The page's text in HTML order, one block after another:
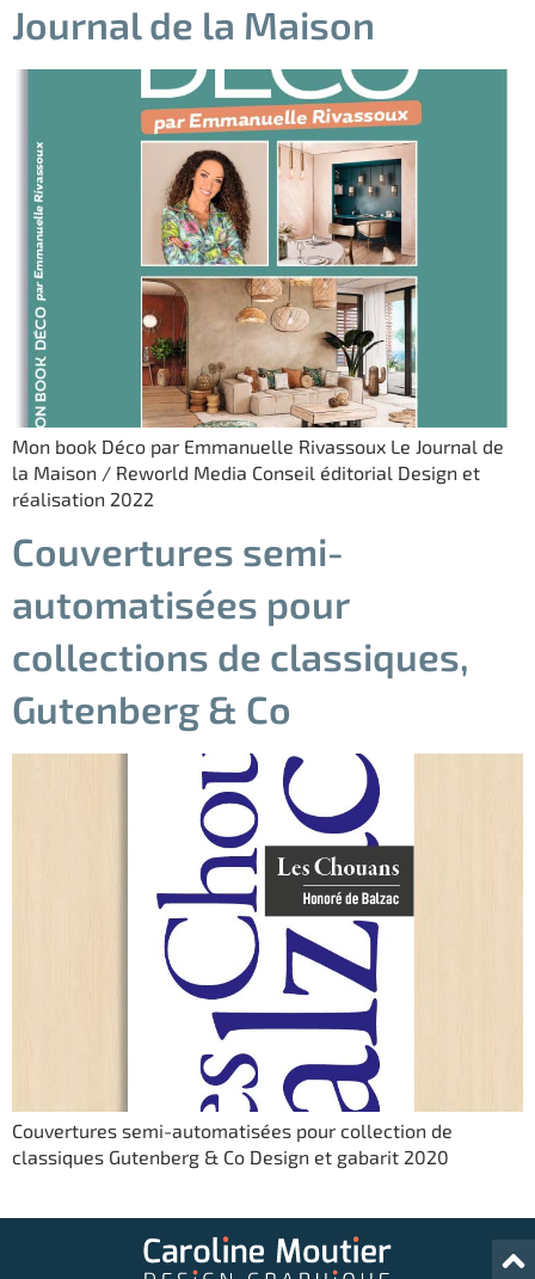
Journal de la Maison
Mon book Déco par Emmanuelle Rivassoux Le Journal de
la Maison / Reworld Media Conseil éditorial Design et
réalisation 2022
Couvertures semi-
automatisées pour
collections de classiques,
Gutenberg & Co
Couvertures semi-automatisées pour collection de
classiques Gutenberg & Co Design et gabarit 2020